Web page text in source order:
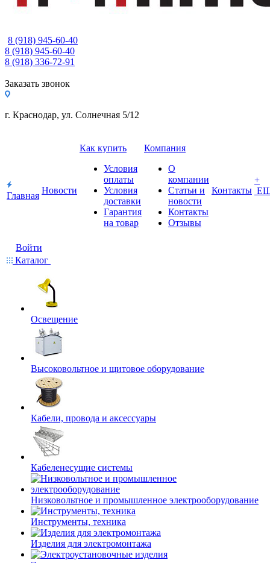
8 (918) 945-60-40
8 (918) 945-60-40
8 (918) 336-72-91
Заказать звонок
г. Краснодар, ул. Солнечная 5/12
Главная
Новости
Как купить
Условия
оплаты
Условия
доставки
Гарантия
на товар
Компания
О
компании
Статьи и
новости
Контакты
Отзывы
Контакты
+
Войти
Каталог
Освещение
Высоковольтное и щитовое оборудование
Кабели, провода и аксессуары
Кабеленесущие системы
Низковольтное и промышленное электрооборудование
Инструменты, техника
Изделия для электромонтажа